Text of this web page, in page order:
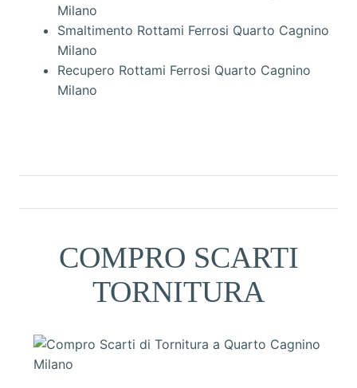
Milano
Smaltimento Rottami Ferrosi Quarto Cagnino
Milano
Recupero Rottami Ferrosi Quarto Cagnino
Milano
COMPRO SCARTI
TORNITURA